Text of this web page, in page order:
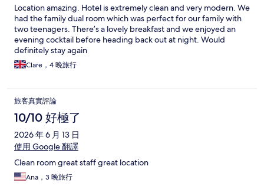
Location amazing. Hotel is extremely clean and very modern. We
had the family dual room which was perfect for our family with
two teenagers. There’s a lovely breakfast and we enjoyed an
evening cocktail before heading back out at night. Would
definitely stay again
Clare，4 晚旅行
旅客真實評論
10/10 好極了
2026 年 6 月 13 日
使用 Google 翻譯
Clean room great staff great location
Ana，3 晚旅行